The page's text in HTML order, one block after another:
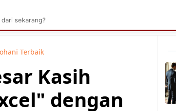
Tarombo Batak
Terbaik
Kasih
dengan
sekarang?